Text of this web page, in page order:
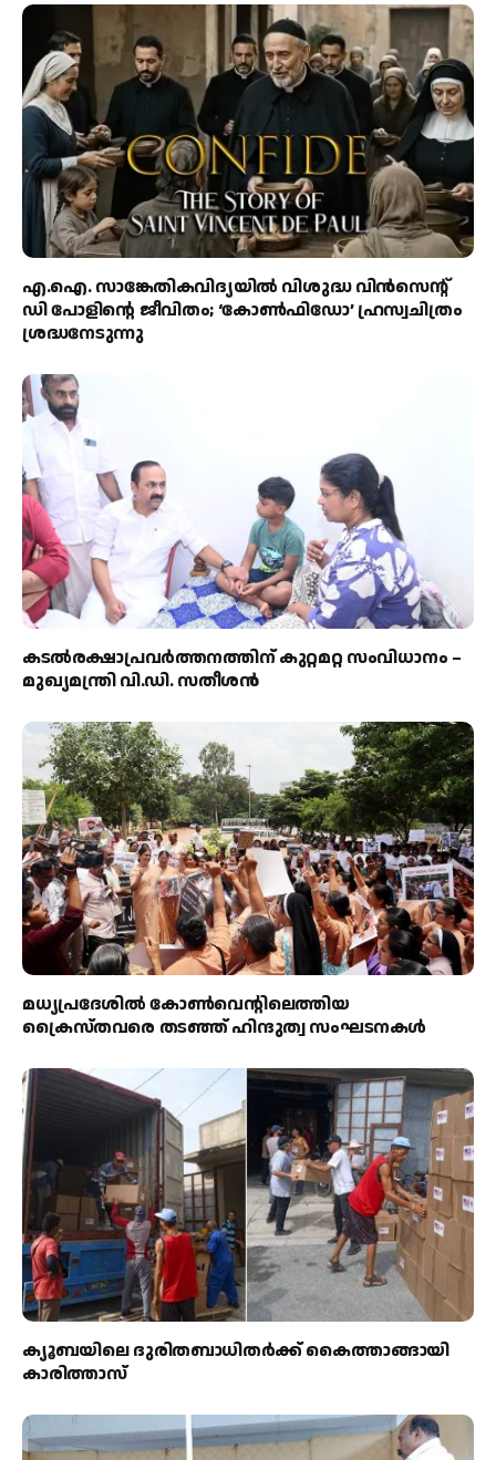
എ.ഐ. സാങ്കേതികവിദ്യയിൽ വിശുദ്ധ വിൻസെന്റ്
ഡി പോളിന്റെ ജീവിതം; ‘കോൺഫിഡോ’ ഹ്രസ്വചിത്രം
ശ്രദ്ധനേടുന്നു
കടല്‍രക്ഷാപ്രവര്‍ത്തനത്തിന് കുറ്റമറ്റ സംവിധാനം –
മുഖ്യമന്ത്രി വി.ഡി. സതീശന്‍
മധ്യപ്രദേശിൽ കോൺവെന്റിലെത്തിയ
ക്രൈസ്തവരെ തടഞ്ഞ് ഹിന്ദുത്വ സംഘടനകൾ
ക്യൂബയിലെ ദുരിതബാധിതർക്ക് കൈത്താങ്ങായി
കാരിത്താസ്